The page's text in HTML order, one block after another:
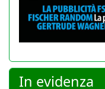
In evidenza